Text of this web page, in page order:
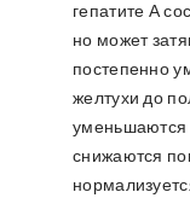
гепатите А
но может
постепенно
желтухи до
уменьшаются
снижаются